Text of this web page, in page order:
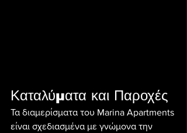
Καταλύματα και Παροχές
Τα διαμερίσματα του Marina Apartments
είναι σχεδιασμένα με γνώμονα την